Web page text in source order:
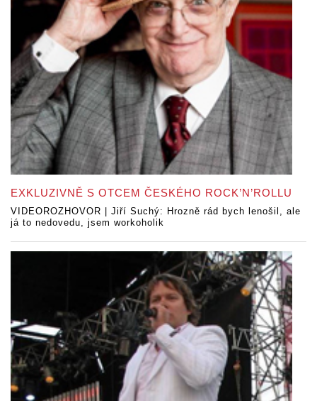
EXKLUZIVNĚ S OTCEM ČESKÉHO ROCK’N’ROLLU
VIDEOROZHOVOR | Jiří Suchý: Hrozně rád bych lenošil, ale
já to nedovedu, jsem workoholik